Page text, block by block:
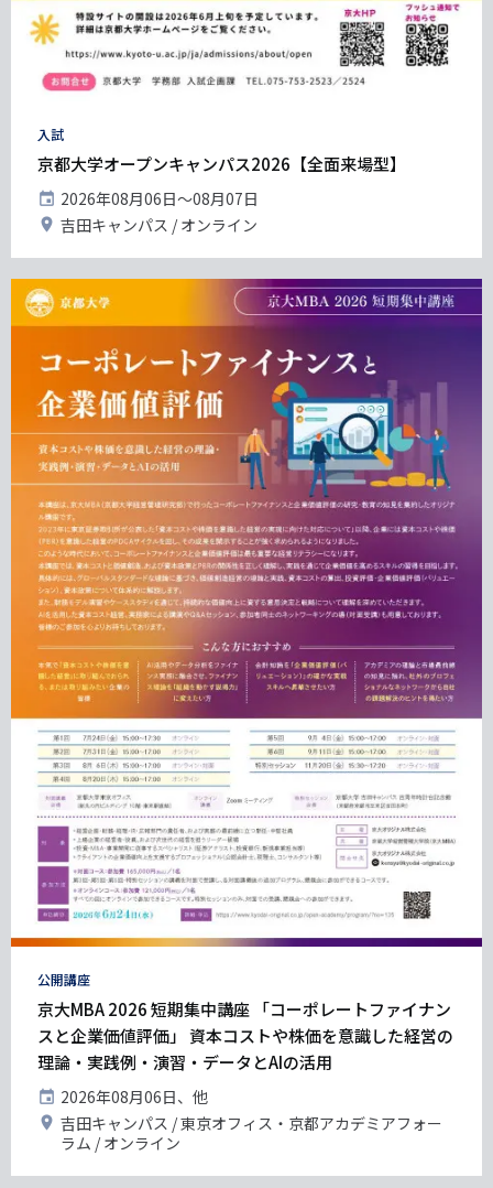
タ
グ
入試
京都大学オープンキャンパス2026【全面来場型】
開
催
日
2026年08月06日〜08月07日
開
地
吉田キャンパス オンライン
タ
グ
公開講座
京大MBA 2026 短期集中講座 「コーポレートファイナン
スと企業価値評価」 資本コストや株価を意識した経営の
理論・実践例・演習・データとAIの活用
開
催
日
2026年08月06日、他
開 吉田キャンパス
東京オフィス・京都アカデミアフォー
ラム
オンライン